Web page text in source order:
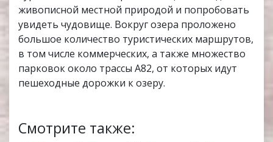
живописной местной природой и попробовать
увидеть чудовище. Вокруг озера проложено
большое количество туристических маршрутов,
в том числе коммерческих, а также множество
парковок около трассы А82, от которых идут
пешеходные дорожки к озеру.
Смотрите также: